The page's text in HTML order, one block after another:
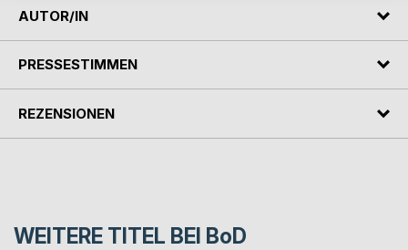
AUTOR/IN
PRESSESTIMMEN
REZENSIONEN
WEITERE TITEL BEI BoD